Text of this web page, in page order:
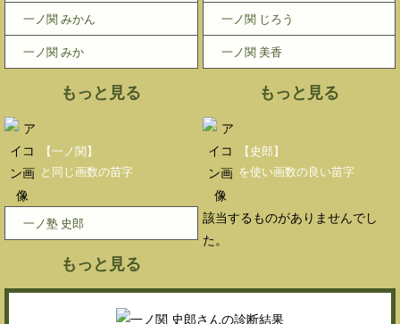
一ノ関 みかん
一ノ関 みか
もっと見る
一ノ関 じろう
一ノ関 美香
もっと見る
【一ノ関】
と同じ画数の苗字
一ノ塾 史郎
もっと見る
【史郎】
を使い画数の良い苗字
該当するものがありませんでし
た。